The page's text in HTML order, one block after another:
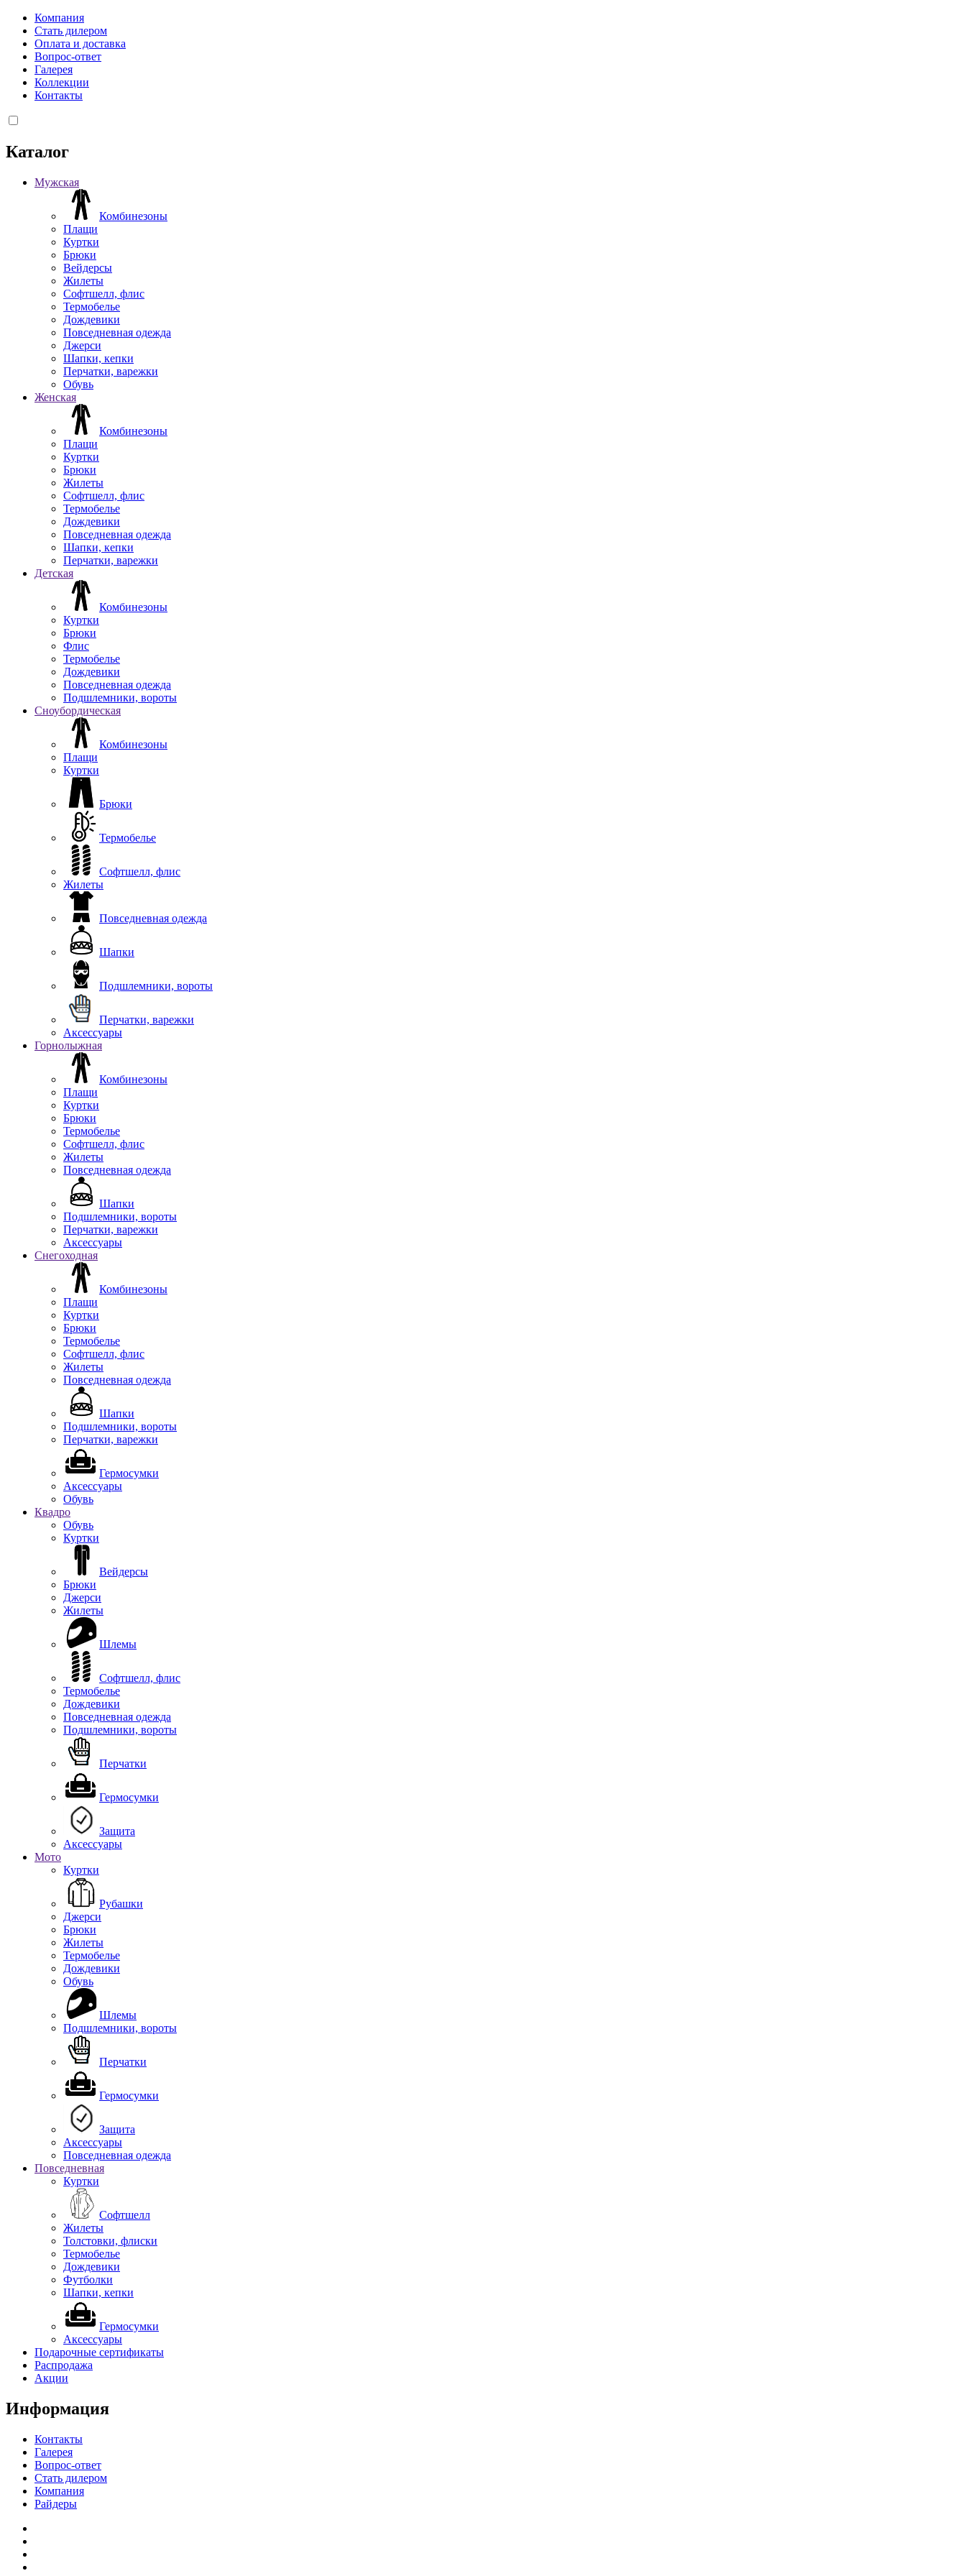
Компания
Стать дилером
Оплата и доставка
Вопрос-ответ
Галерея
Коллекции
Контакты
Каталог
Мужская
Комбинезоны
Плащи
Куртки
Брюки
Вейдерсы
Жилеты
Софтшелл, флис
Термобелье
Дождевики
Повседневная одежда
Джерси
Шапки, кепки
Перчатки, варежки
Обувь
Женская
Комбинезоны
Плащи
Куртки
Брюки
Жилеты
Софтшелл, флис
Термобелье
Дождевики
Повседневная одежда
Шапки, кепки
Перчатки, варежки
Детская
Комбинезоны
Куртки
Брюки
Флис
Термобелье
Дождевики
Повседневная одежда
Подшлемники, вороты
Сноубордическая
Комбинезоны
Плащи
Куртки
Брюки
Термобелье
Софтшелл, флис
Жилеты
Повседневная одежда
Шапки
Подшлемники, вороты
Перчатки, варежки
Аксессуары
Горнолыжная
Комбинезоны
Плащи
Куртки
Брюки
Термобелье
Софтшелл, флис
Жилеты
Повседневная одежда
Шапки
Подшлемники, вороты
Перчатки, варежки
Аксессуары
Снегоходная
Комбинезоны
Плащи
Куртки
Брюки
Термобелье
Софтшелл, флис
Жилеты
Повседневная одежда
Шапки
Подшлемники, вороты
Перчатки, варежки
Гермосумки
Аксессуары
Обувь
Квадро
Обувь
Куртки
Вейдерсы
Брюки
Джерси
Жилеты
Шлемы
Софтшелл, флис
Термобелье
Дождевики
Повседневная одежда
Подшлемники, вороты
Перчатки
Гермосумки
Защита
Аксессуары
Мото
Куртки
Рубашки
Джерси
Брюки
Жилеты
Термобелье
Дождевики
Обувь
Шлемы
Подшлемники, вороты
Перчатки
Гермосумки
Защита
Аксессуары
Повседневная одежда
Повседневная
Куртки
Софтшелл
Жилеты
Толстовки, флиски
Термобелье
Дождевики
Футболки
Шапки, кепки
Гермосумки
Аксессуары
Подарочные сертификаты
Распродажа
Акции
Информация
Контакты
Галерея
Вопрос-ответ
Стать дилером
Компания
Райдеры